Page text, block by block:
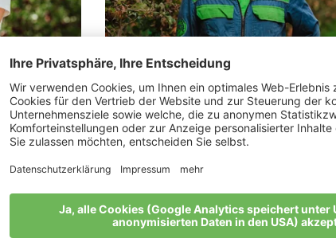
zum
Weiss Joachim
„Tata bring mir einen Apfel mit!“
Meine Geschichte
Alle Bio-Bauern im Überblick